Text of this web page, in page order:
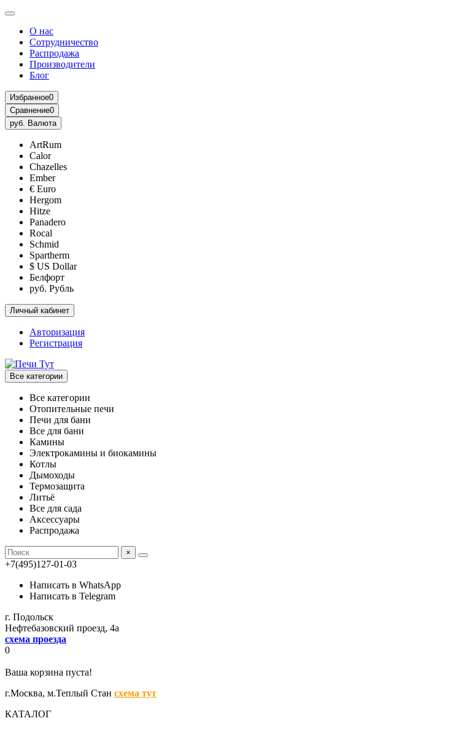
О нас
Сотрудничество
Распродажа
Производители
Блог
Избранное0
Сравнение0
руб. Валюта
ArtRum
Calor
Chazelles
Ember
€ Euro
Hergom
Hitze
Panadero
Rocal
Schmid
Spartherm
$ US Dollar
Белфорт
руб. Рубль
Личный кабинет
Авторизация
Регистрация
Все категории
Все категории
Отопительные печи
Печи для бани
Все для бани
Камины
Электрокамины и биокамины
Котлы
Дымоходы
Термозащита
Литьё
Все для сада
Аксессуары
Распродажа
×
+7(495)127-01-03
Написать в WhatsApp
Написать в Telegram
г. Подольск
Нефтебазовский проезд, 4а
схема проезда
0
Ваша корзина пуста!
г.Москва, м.Теплый Стан схема тут
КАТАЛОГ